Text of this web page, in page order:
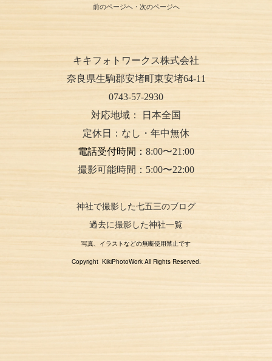
前のページへ・ 次のページへ
キキフォトワークス株式会社
奈良県生駒郡安堵町東安堵64-11
0743-57-2930
対応地域：
日本全国
定休日：なし・年中無休
電話受付時間： 8:00〜21:00
撮影可能時間：5:00〜22:00
神社で撮影した七五三のブログ
過去に撮影した神社一覧
写真、イラストなどの無断使用禁止です
Copyright KikiPhotoWork All Rights Reserved.